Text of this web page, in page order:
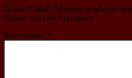
Deine E-Mail-Adresse wird nicht
Felder sind mit * markiert
Kommentar *